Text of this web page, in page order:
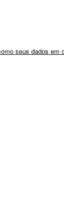
seus dados em